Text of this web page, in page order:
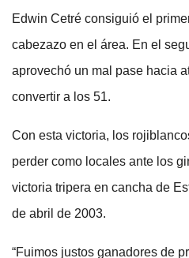
Edwin Cetré consiguió el
cabezazo en el área. En el
aprovechó un mal pase hacia
convertir a los 51.
Con esta victoria, los
perder como locales ante los
victoria tripera en cancha de
de abril de 2003.
“Fuimos justos ganadores de